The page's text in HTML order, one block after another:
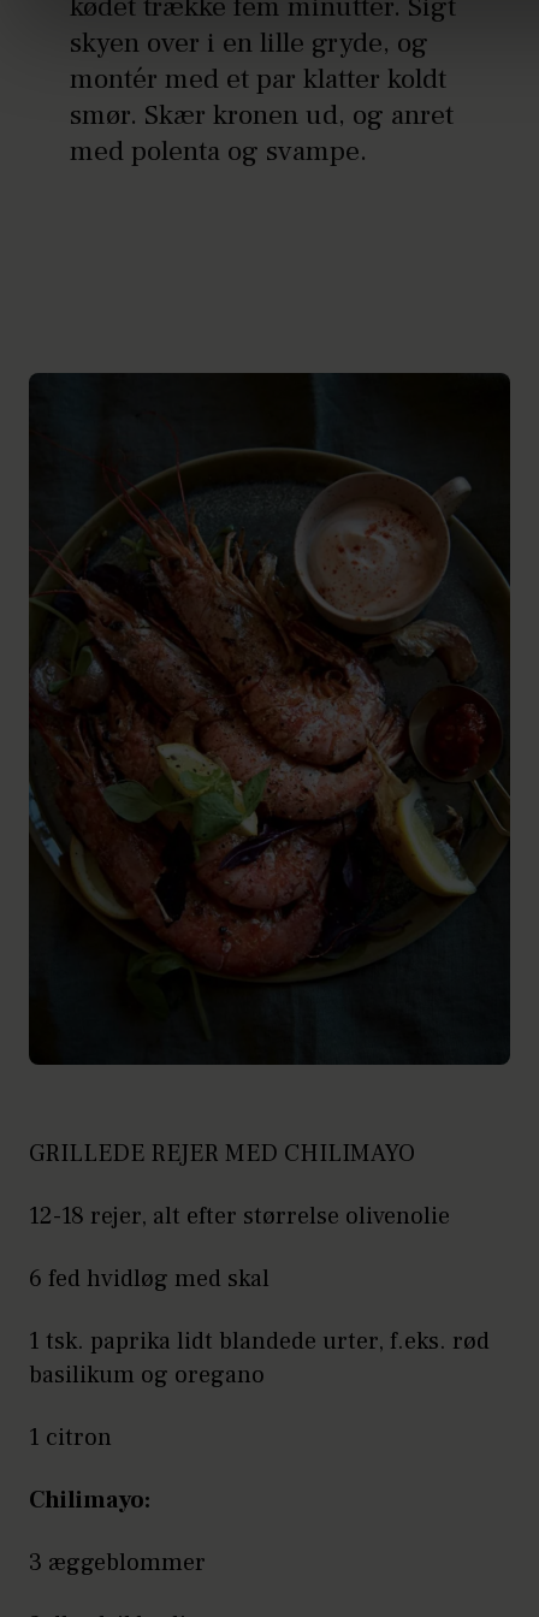
skyen over i en lille gryde, og
montér med et par klatter koldt
smør. Skær kronen ud, og anret
med polenta og svampe.
GRILLEDE REJER MED CHILIMAYO
12-18 rejer, alt efter størrelse olivenolie
6 fed hvidløg med skal
1 tsk. paprika lidt blandede urter, f.eks. rød
basilikum og oregano
1 citron
Chilimayo:
3 æggeblommer